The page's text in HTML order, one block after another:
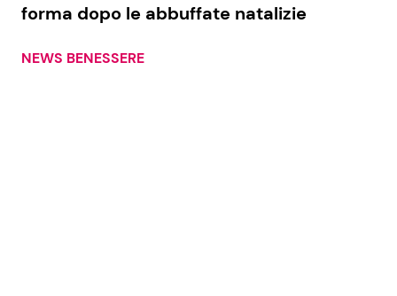
forma dopo le abbuffate natalizie
NEWS BENESSERE